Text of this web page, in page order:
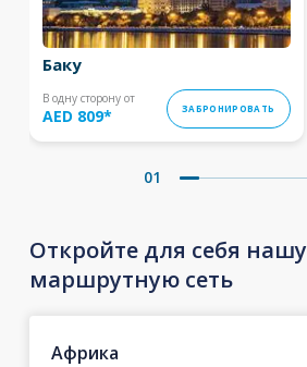
Баку
В одну сторону от
AED 809* ЗАБРОНИРОВАТЬ
01
Откройте для себя нашу
маршрутную сеть
Африка